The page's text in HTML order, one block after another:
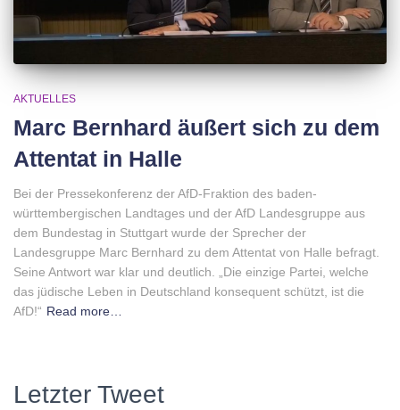
AKTUELLES
Marc Bernhard äußert sich zu dem
Attentat in Halle
Bei der Pressekonferenz der AfD-Fraktion des baden-
württembergischen Landtages und der AfD Landesgruppe aus
dem Bundestag in Stuttgart wurde der Sprecher der
Landesgruppe Marc Bernhard zu dem Attentat von Halle befragt.
Seine Antwort war klar und deutlich. „Die einzige Partei, welche
das jüdische Leben in Deutschland konsequent schützt, ist die
AfD!“ Read more…
Letzter Tweet